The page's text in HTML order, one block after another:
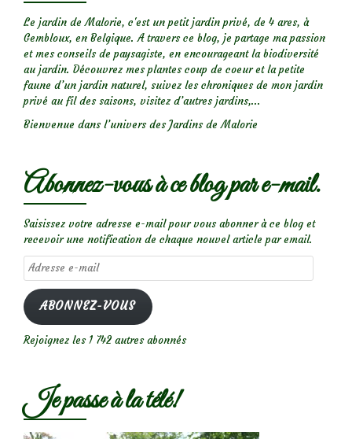
Le jardin de Malorie, c'est un petit jardin privé, de 4 ares, à
Gembloux, en Belgique. A travers ce blog, je partage ma passion
et mes conseils de paysagiste, en encourageant la biodiversité
au jardin. Découvrez mes plantes coup de coeur et la petite
faune d’un jardin naturel, suivez les chroniques de mon jardin
privé au fil des saisons, visitez d’autres jardins,...
Bienvenue dans l’univers des Jardins de Malorie
Abonnez-vous à ce blog par e-mail.
Saisissez votre adresse e-mail pour vous abonner à ce blog et
recevoir une notification de chaque nouvel article par email.
Adresse
e-
mail
ABONNEZ-VOUS
Rejoignez les 1 742 autres abonnés
Je passe à la télé!